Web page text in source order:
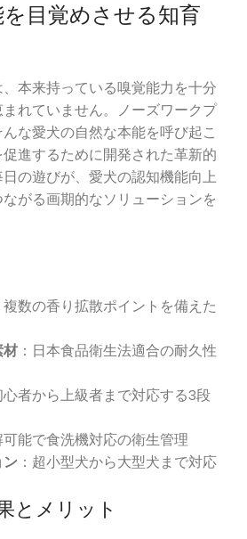
目覚めさせる知育
本来持っている嗅覚能力を十分
れていません。ノーズワークプ
な愛犬の自然な本能を呼び起こ
進するために開発された革新的
の遊びが、愛犬の認知機能向上
がる画期的なソリューションを
複数の香り拡散ポイントを備えた
材 ：日本食品衛生法適合の耐久性
心者から上級者まで対応する3段
可能で食洗機対応の衛生管理
：超小型犬から大型犬まで対応
とメリット